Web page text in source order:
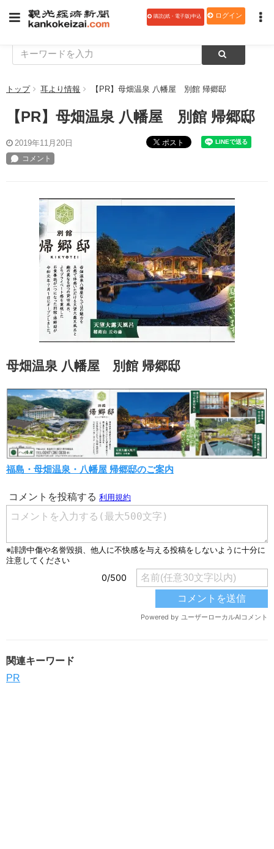
購読(紙・電子版)申込 ログイン
トップ 耳より情報 【PR】母畑温泉 八幡屋 別館 帰郷邸
【PR】母畑温泉 八幡屋 別館 帰郷邸
2019年11月20日 ポスト
母畑温泉 八幡屋 別館 帰郷邸
福島・母畑温泉・八幡屋 帰郷邸のご案内
関連キーワード
PR